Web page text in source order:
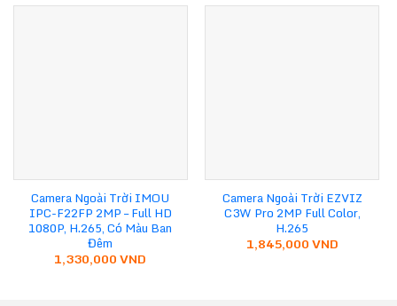
Camera Ngoài Trời IMOU
IPC-F22FP 2MP – Full HD
1080P, H.265, Có Màu Ban
Đêm
1,330,000VND
Camera Ngoài Trời EZVIZ
C3W Pro 2MP Full Color,
H.265
1,845,000VND